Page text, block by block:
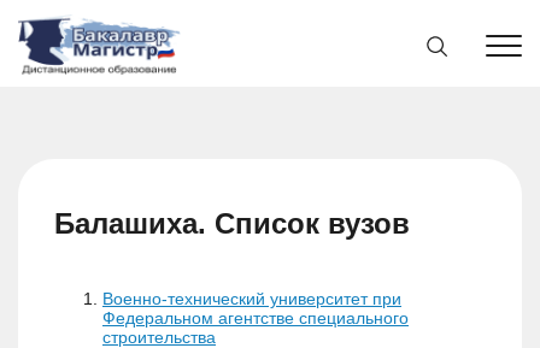
Балашиха. Список вузов
Военно-технический университет при
Федеральном агентстве специального
строительства